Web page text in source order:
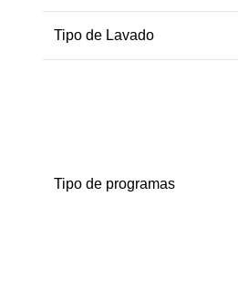
Tipo de Lavado
Tipo de programas